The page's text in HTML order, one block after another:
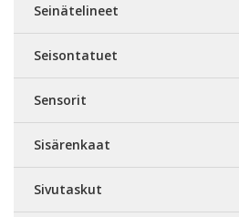
Seinätelineet
Seisontatuet
Sensorit
Sisärenkaat
Sivutaskut